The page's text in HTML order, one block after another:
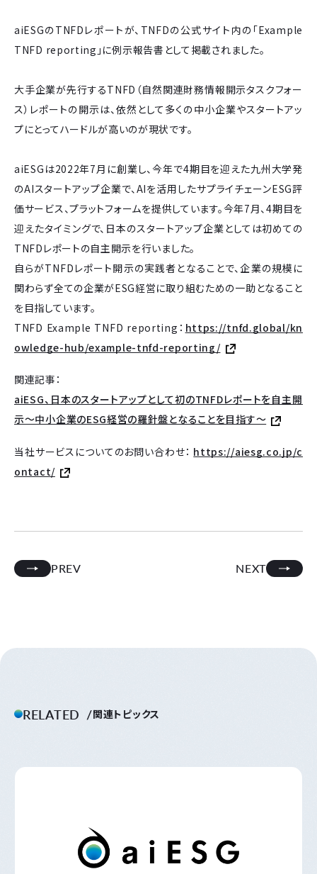
aiESGのTNFDレポートが、TNFDの公式サイト内の「Example
TNFD reporting」に例示報告書として掲載されました。
大手企業が先行するTNFD（自然関連財務情報開示タスクフォー
ス）レポートの開示は、依然として多くの中小企業やスタートアッ
プにとってハードルが高いのが現状です。
aiESGは2022年7月に創業し、今年で4期目を迎えた九州大学発
のAIスタートアップ企業で、AIを活用したサプライチェーンESG評
価サービス、プラットフォームを提供しています。今年7月、4期目を
迎えたタイミングで、日本のスタートアップ企業としては初めての
TNFDレポートの自主開示を行いました。
自らがTNFDレポート開示の実践者となることで、企業の規模に
関わらず全ての企業がESG経営に取り組むための一助となること
を目指しています。
TNFD Example TNFD reporting： https://tnfd.global/kn
owledge-hub/example-tnfd-reporting/
関連記事：
aiESG、日本のスタートアップとして初のTNFDレポートを自主開
示～中小企業のESG経営の羅針盤となることを目指す～
当社サービスについてのお問い合わせ： https://aiesg.co.jp/c
ontact/
PREV NEXT
RELATED 関連トピックス